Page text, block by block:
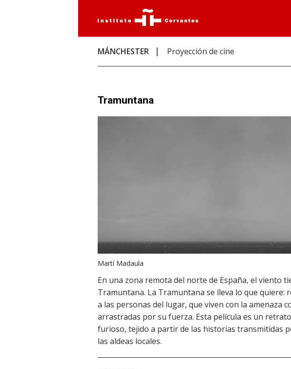
MÁNCHESTER Proyección de cine
Tramuntana
Martí Madaula
En una zona remota del norte de España, el viento
Tramuntana. La Tramuntana se lleva lo que quiere:
a las personas del lugar, que viven con la amenaza
arrastradas por su fuerza. Esta película es un
furioso, tejido a partir de las historias transmitidas
las aldeas locales.